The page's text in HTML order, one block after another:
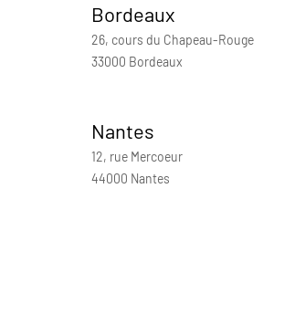
Bordeaux
26, cours du Chapeau-Rouge
33000 Bordeaux
Nantes
12, rue Mercoeur
44000 Nantes